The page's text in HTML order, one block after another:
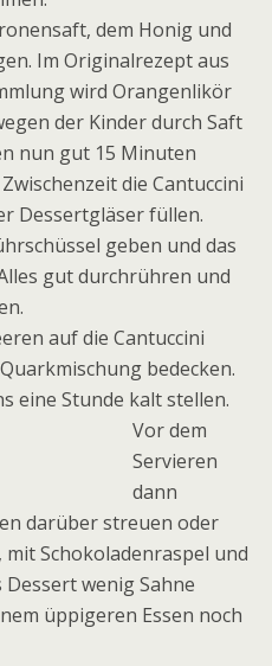
dem Honig und
Im Originalrezept aus
wird Orangenlikör
der Kinder durch Saft
nun gut 15 Minuten
die Cantuccini
Dessertgläser füllen.
geben und das
gut durchrühren und
auf die Cantuccini
bedecken.
eine Stunde kalt stellen.
Vor dem
Servieren
dann
darüber streuen oder
Schokoladenraspel und
wenig Sahne
üppigeren Essen noch